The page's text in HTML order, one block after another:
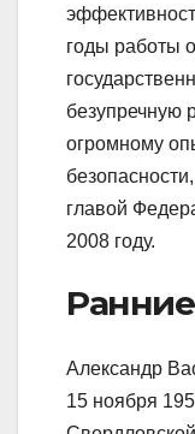
годы работы
безупречную
огромному
главой
2008 году.
Александр
15 ноября